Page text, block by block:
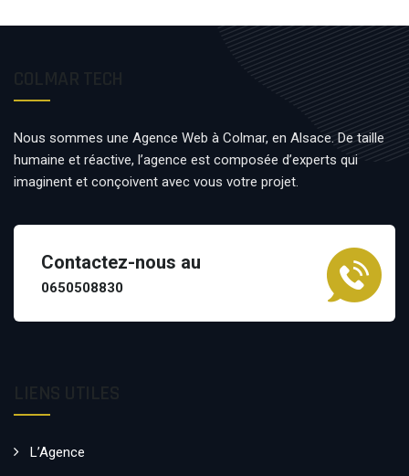
Nous sommes une Agence Web à Colmar, en Alsace. De taille
humaine et réactive, l’agence est composée d’experts qui
imaginent et conçoivent avec vous votre projet.
Contactez-nous au
0650508830
L’Agence